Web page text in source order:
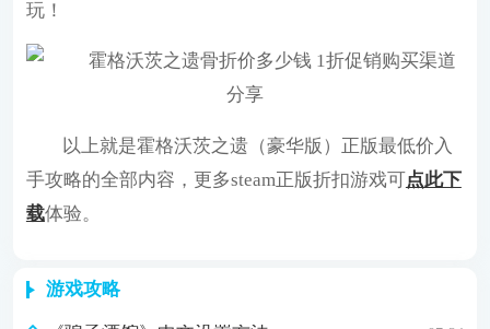
玩！
以上就是霍格沃茨之遗（豪华版）正版最低价入
手攻略的全部内容，更多steam正版折扣游戏可点此下
载体验。
游戏攻略